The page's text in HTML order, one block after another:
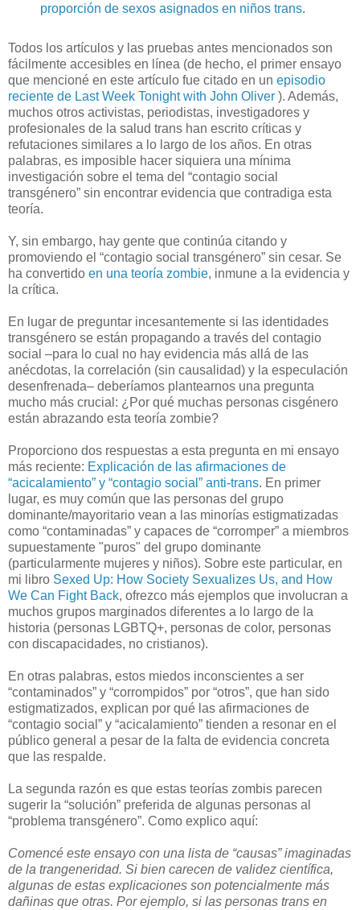
proporción de sexos asignados en niños trans.
Todos los artículos y las pruebas antes mencionados son
fácilmente accesibles en línea (de hecho, el primer ensayo
que mencioné en este artículo fue citado en un episodio
reciente de Last Week Tonight with John Oliver ). Además,
muchos otros activistas, periodistas, investigadores y
profesionales de la salud trans han escrito críticas y
refutaciones similares a lo largo de los años. En otras
palabras, es imposible hacer siquiera una mínima
investigación sobre el tema del “contagio social
transgénero” sin encontrar evidencia que contradiga esta
teoría.
Y, sin embargo, hay gente que continúa citando y
promoviendo el “contagio social transgénero” sin cesar. Se
ha convertido en una teoría zombie, inmune a la evidencia y
la crítica.
En lugar de preguntar incesantemente si las identidades
transgénero se están propagando a través del contagio
social –para lo cual no hay evidencia más allá de las
anécdotas, la correlación (sin causalidad) y la especulación
desenfrenada– deberíamos plantearnos una pregunta
mucho más crucial: ¿Por qué muchas personas cisgénero
están abrazando esta teoría zombie?
Proporciono dos respuestas a esta pregunta en mi ensayo
más reciente: Explicación de las afirmaciones de
“acicalamiento” y “contagio social” anti-trans. En primer
lugar, es muy común que las personas del grupo
dominante/mayoritario vean a las minorías estigmatizadas
como “contaminadas” y capaces de “corromper” a miembros
supuestamente "puros" del grupo dominante
(particularmente mujeres y niños). Sobre este particular, en
mi libro Sexed Up: How Society Sexualizes Us, and How
We Can Fight Back, ofrezco más ejemplos que involucran a
muchos grupos marginados diferentes a lo largo de la
historia (personas LGBTQ+, personas de color, personas
con discapacidades, no cristianos).
En otras palabras, estos miedos inconscientes a ser
“contaminados” y “corrompidos” por “otros”, que han sido
estigmatizados, explican por qué las afirmaciones de
“contagio social” y “acicalamiento” tienden a resonar en el
público general a pesar de la falta de evidencia concreta
que las respalde.
La segunda razón es que estas teorías zombis parecen
sugerir la “solución” preferida de algunas personas al
“problema transgénero”. Como explico aquí:
Comencé este ensayo con una lista de “causas” imaginadas
de la trangeneridad. Si bien carecen de validez científica,
algunas de estas explicaciones son potencialmente más
dañinas que otras. Por ejemplo, si las personas trans en